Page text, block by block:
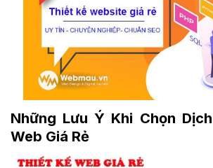
Những Lưu Ý Khi Chọn
Web Giá Rẻ